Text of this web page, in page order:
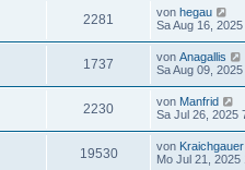
2281 von hegau
Sa Aug 16,
1737 von Anagallis
Sa Aug 09,
2230 von Manfrid
Sa Jul 26, 2025
19530 von Kraichgauer
Mo Jul 21, 2025